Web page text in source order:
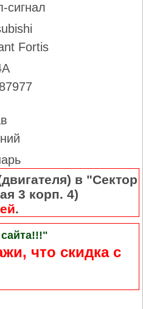
сигнал
Fortis
в "Сектор
3 корп. 4)
.
что скидка с